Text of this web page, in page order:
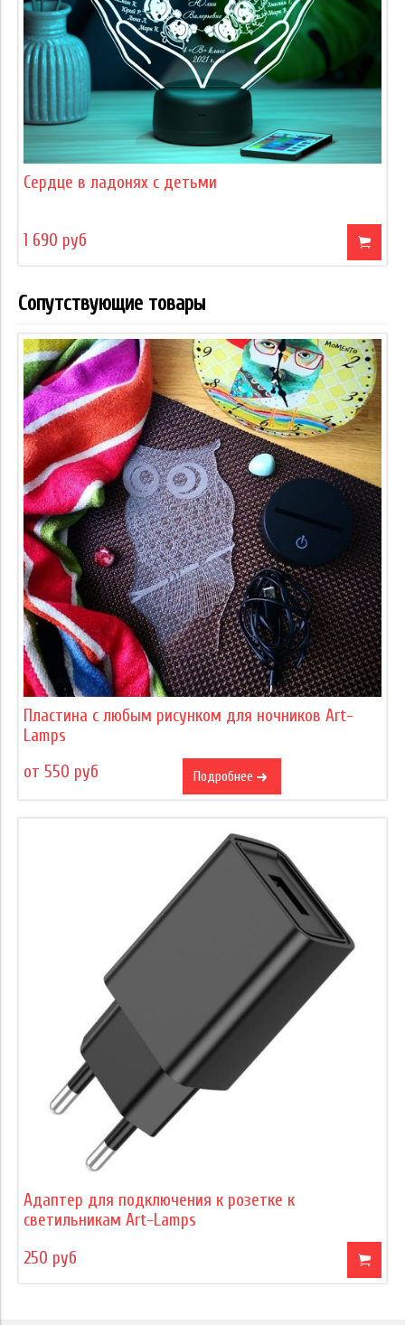
Сердце в ладонях с детьми
1 690 руб
Сопутствующие товары
Пластина с любым рисунком для ночников Art-
Lamps
от 550 руб
Подробнее
Адаптер для подключения к розетке к
светильникам Art-Lamps
250 руб